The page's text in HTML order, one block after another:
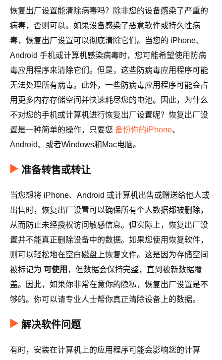
恢复出厂设置能清除病毒吗？除非您的设备感染了严重的
病毒，否则可以。如果设备感染了恶意软件或持久性病
毒，恢复出厂设置可以彻底清除它们。当您的 iPhone、
Android 手机或计算机感染病毒时，您可能希望使用防病
毒应用程序来清除它们。但是，这些防病毒应用程序可能
无法处理所有病毒。此外，一些防病毒应用程序可能会占
用更多内存存储空间并快速耗尽您的电池。因此，为什么
不对您的手机或计算机进行恢复出厂设置呢？恢复出厂设
置是一种简单的操作，只要您 备份你的iPhone、
Android、或者Windows和Mac电脑。
准备转售或转让
当您想将 iPhone、Android 或计算机出售或赠送给他人或
出售时，恢复出厂设置可以确保所有个人数据都被删除，
从而防止未经授权访问敏感信息。但实际上，恢复出厂设
置并不能真正删除设备中的数据。如果您使用恢复软件，
则可以轻松地在空白磁盘上恢复文件。这是因为存储空间
被标记为 可使用 ，但数据会保持完整，直到被新数据覆
盖。因此，如果你非常在意你的隐私，恢复出厂设置是不
够的。你可以请专业人士帮你真正清除设备上的数据。
解决软件问题
有时，安装在计算机上的应用程序可能会影响您的计算